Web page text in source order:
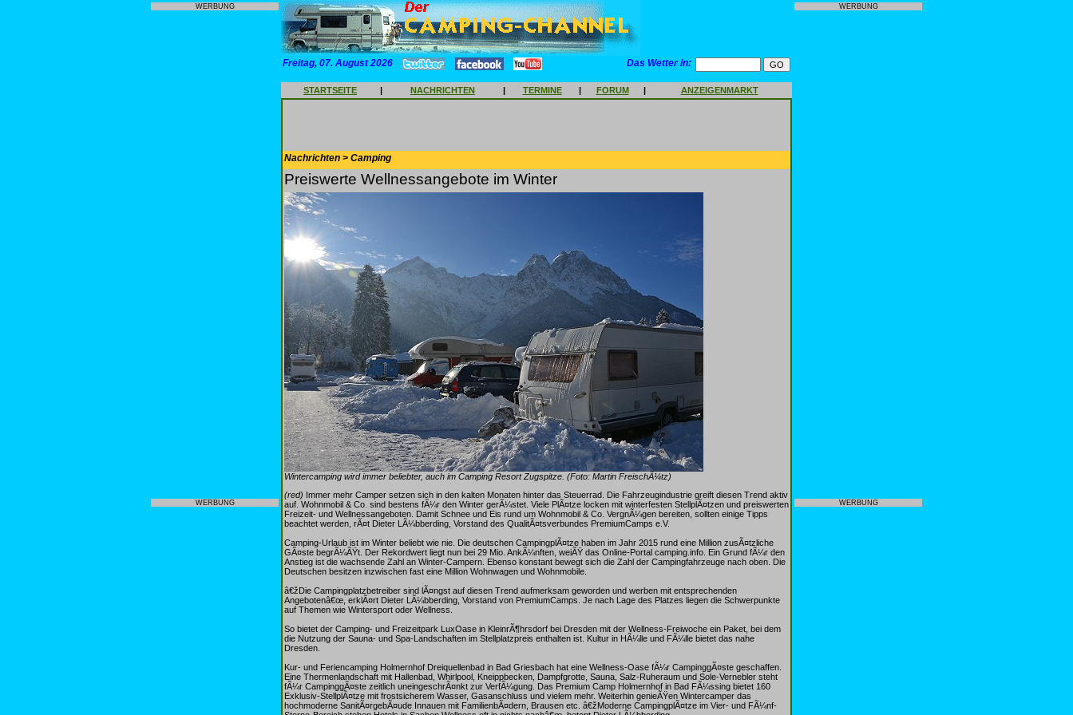
WERBUNG
WERBUNG
Freitag, 07. August 2026 Das Wetter in:
STARTSEITE | NACHRICHTEN | TERMINE | FORUM | ANZEIGENMARKT
Nachrichten > Camping
Preiswerte Wellnessangebote im Winter
Wintercamping wird immer beliebter, auch im Camping Resort Zugspitze. (Foto: Martin FreischÃ¼tz)
(red) Immer mehr Camper setzen sich in den kalten Monaten hinter das Steuerrad. Die Fahrzeugindustrie greift diesen Trend aktiv
auf. Wohnmobil & Co. sind bestens fÃ¼r den Winter gerÃ¼stet. Viele PlÃ¤tze locken mit winterfesten StellplÃ¤tzen und preiswerten
Freizeit- und Wellnessangeboten. Damit Schnee und Eis rund um Wohnmobil & Co. VergnÃ¼gen bereiten, sollten einige Tipps
beachtet werden, rÃ¤t Dieter LÃ¼bberding, Vorstand des QualitÃ¤tsverbundes PremiumCamps e.V.
Camping-Urlaub ist im Winter beliebt wie nie. Die deutschen CampingplÃ¤tze haben im Jahr 2015 rund eine Million zusÃ¤tzliche
GÃ¤ste begrÃ¼ÃŸt. Der Rekordwert liegt nun bei 29 Mio. AnkÃ¼nften, weiÃŸ das Online-Portal camping.info. Ein Grund fÃ¼r den
Anstieg ist die wachsende Zahl an Winter-Campern. Ebenso konstant bewegt sich die Zahl der Campingfahrzeuge nach oben. Die
Deutschen besitzen inzwischen fast eine Million Wohnwagen und Wohnmobile.
â€žDie Campingplatzbetreiber sind lÃ¤ngst auf diesen Trend aufmerksam geworden und werben mit entsprechenden
Angebotenâ€œ, erklÃ¤rt Dieter LÃ¼bberding, Vorstand von PremiumCamps. Je nach Lage des Platzes liegen die Schwerpunkte
auf Themen wie Wintersport oder Wellness.
So bietet der Camping- und Freizeitpark LuxOase in KleinrÃ¶hrsdorf bei Dresden mit der Wellness-Freiwoche ein Paket, bei dem
die Nutzung der Sauna- und Spa-Landschaften im Stellplatzpreis enthalten ist. Kultur in HÃ¼lle und FÃ¼lle bietet das nahe
Dresden.
Kur- und Feriencamping Holmernhof Dreiquellenbad in Bad Griesbach hat eine Wellness-Oase fÃ¼r CampinggÃ¤ste geschaffen.
Eine Thermenlandschaft mit Hallenbad, Whirlpool, Kneippbecken, Dampfgrotte, Sauna, Salz-Ruheraum und Sole-Vernebler steht
fÃ¼r CampinggÃ¤ste zeitlich uneingeschrÃ¤nkt zur VerfÃ¼gung. Das Premium Camp Holmernhof in Bad FÃ¼ssing bietet 160
Exklusiv-StellplÃ¤tze mit frostsicherem Wasser, Gasanschluss und vielem mehr. Weiterhin genieÃŸen Wintercamper das
hochmoderne SanitÃ¤rgebÃ¤ude Innauen mit FamilienbÃ¤dern, Brausen etc. â€žModerne CampingplÃ¤tze im Vier- und FÃ¼nf-
WERBUNG
WERBUNG